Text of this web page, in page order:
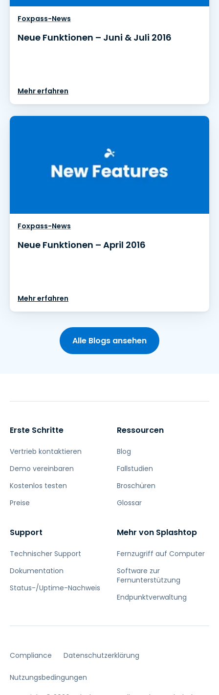
Foxpass-News
Neue Funktionen – Juni & Juli 2016
Mehr erfahren
Foxpass-News
Neue Funktionen – April 2016
Mehr erfahren
Alle Blogs ansehen
Erste Schritte
Vertrieb kontaktieren
Demo vereinbaren
Kostenlos testen
Preise
Ressourcen
Blog
Fallstudien
Broschüren
Glossar
Support
Technischer Support
Dokumentation
Status-/Uptime-Nachweis
Mehr von Splashtop
Fernzugriff auf Computer
Software zur
Fernunterstützung
Endpunktverwaltung
Compliance Datenschutzerklärung
Nutzungsbedingungen